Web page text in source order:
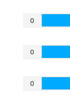
0
0
0